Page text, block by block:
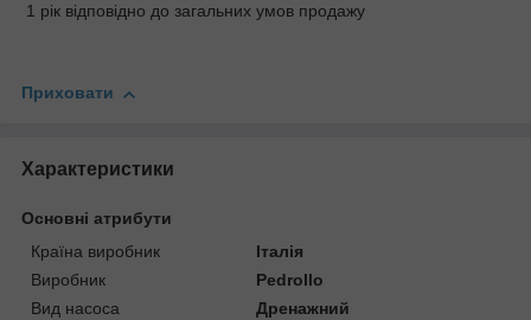
1 рік відповідно до загальних умов продажу
Приховати
Характеристики
Основні атрибути
Країна виробник
Італія
Виробник
Pedrollo
Вид насоса
Дренажний